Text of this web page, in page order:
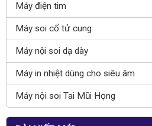
Máy điện tim
Máy soi cổ tử cung
Máy nội soi dạ dày
Máy in nhiệt dùng cho siêu âm
Máy nội soi Tai Mũi Họng